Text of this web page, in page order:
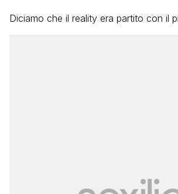
Diciamo che il reality era partito con il